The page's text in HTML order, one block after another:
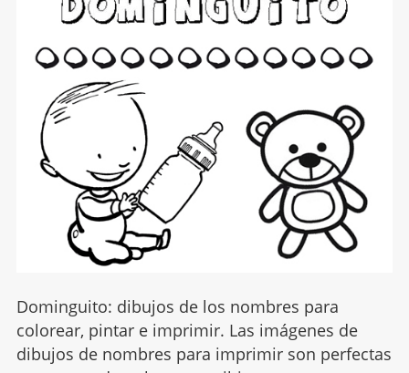
Dominguito: dibujos de los nombres para
colorear, pintar e imprimir. Las imágenes de
dibujos de nombres para imprimir son perfectas